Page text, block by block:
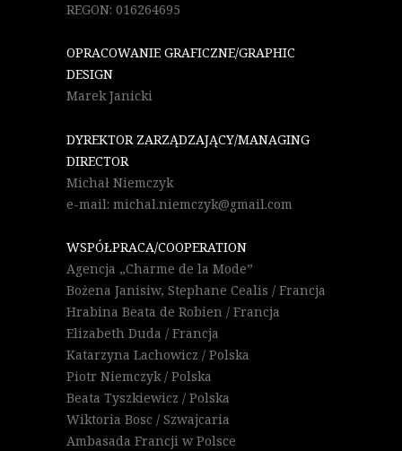
REGON: 016264695
OPRACOWANIE GRAFICZNE/GRAPHIC
DESIGN
Marek Janicki
DYREKTOR ZARZĄDZAJĄCY/MANAGING
DIRECTOR
Michał Niemczyk
e-mail: michal.niemczyk@gmail.com
WSPÓŁPRACA/COOPERATION
Agencja „Charme de la Mode”
Bożena Janisiw, Stephane Cealis / Francja
Hrabina Beata de Robien / Francja
Elizabeth Duda / Francja
Katarzyna Lachowicz / Polska
Piotr Niemczyk / Polska
Beata Tyszkiewicz / Polska
Wiktoria Bosc / Szwajcaria
Ambasada Francji w Polsce